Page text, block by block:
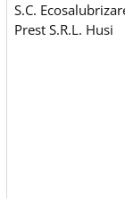
S.C.
Prest S.R.L. Husi